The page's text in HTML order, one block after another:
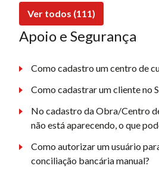
Ver todos (111)
Apoio e Segurança
Como cadastro um centro de
Como cadastrar um cliente no
No cadastro da Obra/Centro
não está aparecendo, o que
Como autorizar um usuário
conciliação bancária manual?